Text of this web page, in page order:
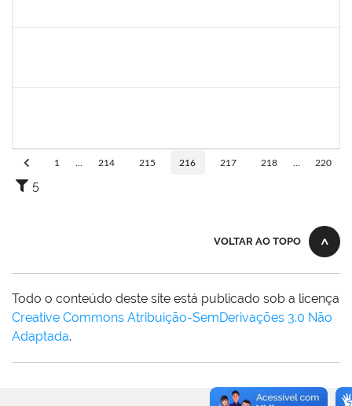
1 214 215 216 217 218 220
5
VOLTAR AO TOPO
Todo o conteúdo deste site está publicado sob a licença
Creative Commons Atribuição-SemDerivações 3.0 Não
Adaptada.